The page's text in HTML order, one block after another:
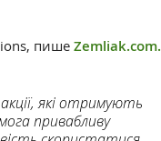
пише Zemliak.com.
які отримують
привабливу